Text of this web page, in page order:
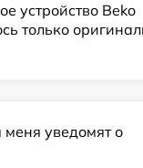
устройство Beko
только
уведомят о